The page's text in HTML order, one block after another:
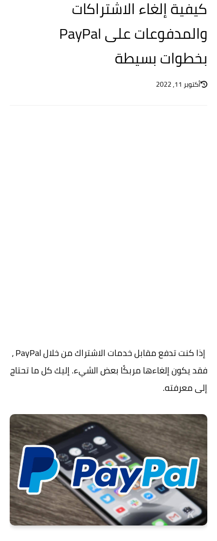
كيفية إلغاء الاشتراكات
والمدفوعات على PayPal
بخطوات بسيطة
أكتوبر 11, 2022
إذا كنت تدفع مقابل خدمات الاشتراك من خلال PayPal ،
فقد يكون إلغاءها مربكًا بعض الشيء. إليك كل ما تحتاج
إلى معرفته.